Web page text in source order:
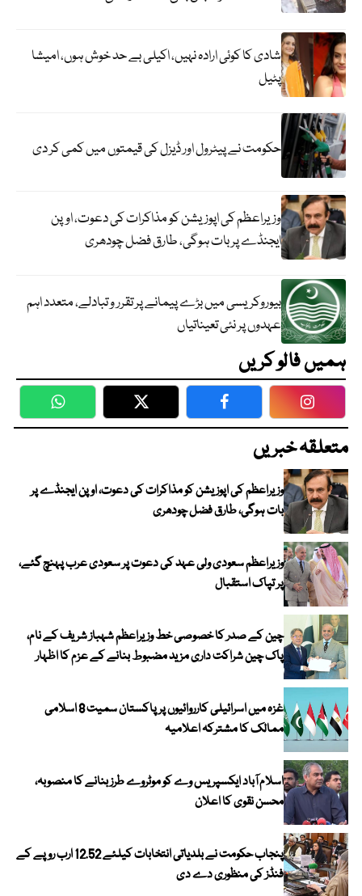
شادی کا کوئی ارادہ نہیں، اکیلی بے حد خوش ہوں، امیشا
پٹیل
حکومت نے پیٹرول اور ڈیزل کی قیمتوں میں کمی کر دی
وزیراعظم کی اپوزیشن کو مذاکرات کی دعوت، اوپن
ایجنڈے پر بات ہوگی، طارق فضل چودھری
بیوروکریسی میں بڑے پیمانے پر تقرر و تبادلے، متعدد اہم
عہدوں پر نئی تعیناتیاں
ہمیں فالو کریں
WhatsApp Twitter Facebook
متعلقہ خبریں
وزیراعظم کی اپوزیشن کو مذاکرات کی دعوت، اوپن ایجنڈے پر
بات ہوگی، طارق فضل چودھری
وزیراعظم سعودی ولی عہد کی دعوت پر سعودی عرب پہنچ گئے،
پر تپاک استقبال
چین کے صدر کا خصوصی خط وزیراعظم شہباز شریف کے نام،
پاک چین شراکت داری مزید مضبوط بنانے کے عزم کا اظہار
غزہ میں اسرائیلی کارروائیوں پر پاکستان سمیت 8 اسلامی
ممالک کا مشترکہ اعلامیہ
اسلام آباد ایکسپریس وے کو موٹروے طرز بنانے کا منصوبہ،
محسن نقوی کا اعلان
پنجاب حکومت نے بلدیاتی انتخابات کیلئے 12.52 ارب روپے کے
فنڈز کی منظوری دے دی